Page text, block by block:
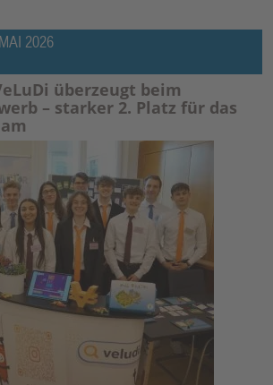
2026
überzeugt beim
– starker 2. Platz für das